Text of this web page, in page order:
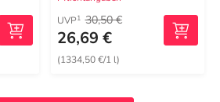
UVP1 30,50 €
26,69 €
(1334,50 €/1 l)